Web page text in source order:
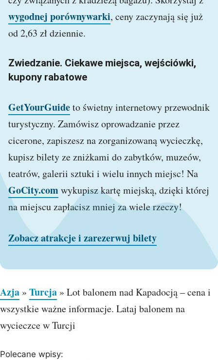
wygodnej porównywarki, ceny zaczynają się już
od 2,63 zł dziennie.
Zwiedzanie. Ciekawe miejsca, wejściówki,
kupony rabatowe
GetYourGuideto świetny internetowy przewodnik
turystyczny. Zamówisz oprowadzanie przez
cicerone, zapiszesz na zorganizowaną wycieczkę,
kupisz bilety ze zniżkami do zabytków, muzeów,
teatrów, galerii sztuki i wielu innych miejsc! Na
GoCity.comwykupisz kartę miejską, dzięki której
na miejscu zapłacisz mniej za wiele rzeczy!
Zobacz atrakcje i zarezerwuj bilety
Azja » Turcja » Lot balonem nad Kapadocją – cena i
wszystkie ważne informacje. Lataj balonem na
wycieczce w Turcji
Polecane wpisy: